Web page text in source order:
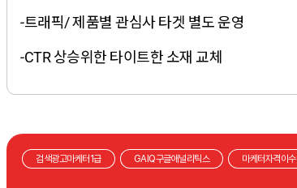
-트래픽/ 제품별 관심사 타겟 별도 운영
-CTR 상승위한 타이트한 소재 교체
검색광고마케터1급 GAIQ구글애널리틱스 마케터자격이수